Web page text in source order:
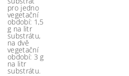
pro jedno
vegetační
období: 1,5
g na litr
substrátu,
na dvě
vegetační
období: 3 g
na litr
substrátu.